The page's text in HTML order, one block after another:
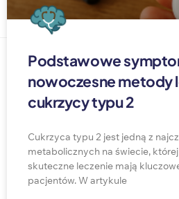
Podstawowe
nowoczesne metody
cukrzycy typu 2
Cukrzyca typu 2 jest jedną z
metabolicznych na świecie,
skuteczne leczenie mają
pacjentów. W artykule